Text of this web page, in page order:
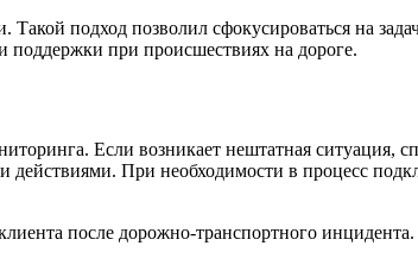
подход позволил сфокусироваться на
поддержки при происшествиях на дороге.
Если возникает нештатная ситуация,
При необходимости в процесс
после дорожно-транспортного